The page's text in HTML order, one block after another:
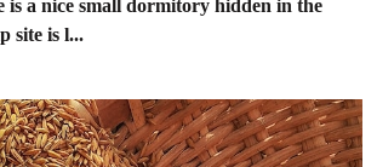
is a nice small dormitory hidden in the
site is l...